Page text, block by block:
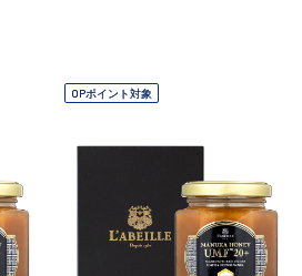
OPポイント対象